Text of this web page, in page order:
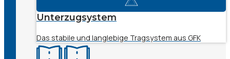
Unterzugsystem
Das stabile und langlebige Tragsystem aus GFK